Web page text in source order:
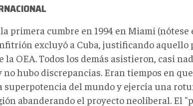
primera cumbre en 1994 en Miami
excluyó a Cuba, justificando aquello
la OEA. Todos los demás asistieron, casi
hubo discrepancias. Eran tiempos en
superpotencia del mundo y ejercía una
abanderando el proyecto neoliberal. El